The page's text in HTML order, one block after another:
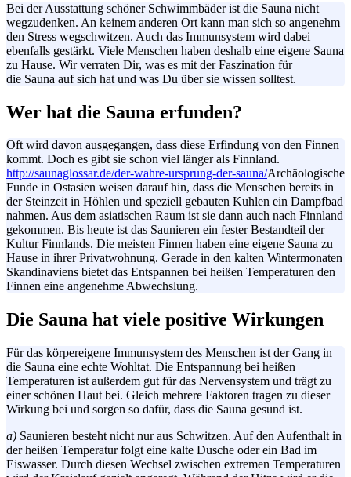
Bei der Ausstattung schöner Schwimmbäder ist die Sauna nicht
wegzudenken. An keinem anderen Ort kann man sich so angenehm
den Stress wegschwitzen. Auch das Immunsystem wird dabei
ebenfalls gestärkt. Viele Menschen haben deshalb eine eigene Sauna
zu Hause. Wir verraten Dir, was es mit der Faszination für
die Sauna auf sich hat und was Du über sie wissen solltest.
Wer hat die Sauna erfunden?
Oft wird davon ausgegangen, dass diese Erfindung von den Finnen
kommt. Doch es gibt sie schon viel länger als Finnland.
http://saunaglossar.de/der-wahre-ursprung-der-sauna/Archäologische
Funde in Ostasien weisen darauf hin, dass die Menschen bereits in
der Steinzeit in Höhlen und speziell gebauten Kuhlen ein Dampfbad
nahmen. Aus dem asiatischen Raum ist sie dann auch nach Finnland
gekommen. Bis heute ist das Saunieren ein fester Bestandteil der
Kultur Finnlands. Die meisten Finnen haben eine eigene Sauna zu
Hause in ihrer Privatwohnung. Gerade in den kalten Wintermonaten
Skandinaviens bietet das Entspannen bei heißen Temperaturen den
Finnen eine angenehme Abwechslung.
Die Sauna hat viele positive Wirkungen
Für das körpereigene Immunsystem des Menschen ist der Gang in
die Sauna eine echte Wohltat. Die Entspannung bei heißen
Temperaturen ist außerdem gut für das Nervensystem und trägt zu
einer schönen Haut bei. Gleich mehrere Faktoren tragen zu dieser
Wirkung bei und sorgen so dafür, dass die Sauna gesund ist.
a) Saunieren besteht nicht nur aus Schwitzen. Auf den Aufenthalt in
der heißen Temperatur folgt eine kalte Dusche oder ein Bad im
Eiswasser. Durch diesen Wechsel zwischen extremen Temperaturen